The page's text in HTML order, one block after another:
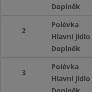
Doplněk
2
Polévka
Hlavní jídlo
Doplněk
3
Polévka
Hlavní jídlo